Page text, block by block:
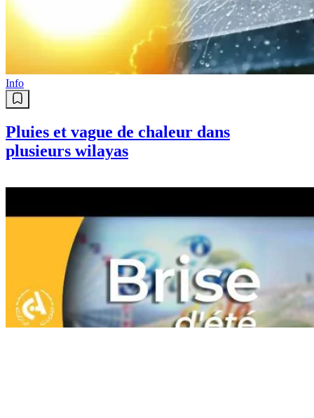
Info
Pluies et vague de chaleur dans
plusieurs wilayas